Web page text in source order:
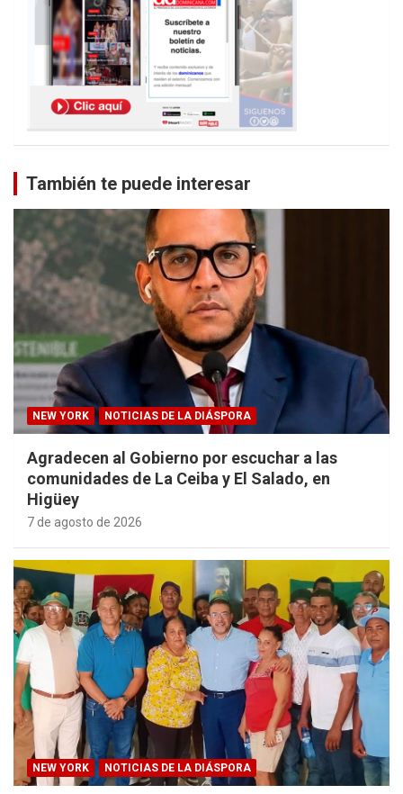
También te puede interesar
NEW YORK NOTICIAS DE LA DIÁSPORA
Agradecen al Gobierno por escuchar a las
comunidades de La Ceiba y El Salado, en
Higüey
7 de agosto de 2026
NEW YORK NOTICIAS DE LA DIÁSPORA